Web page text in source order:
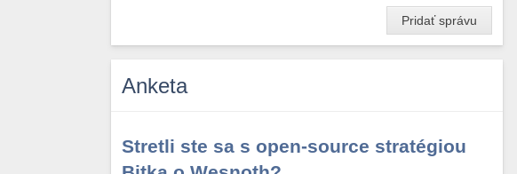
Pridať správu
Anketa
Stretli ste sa s open-source stratégiou